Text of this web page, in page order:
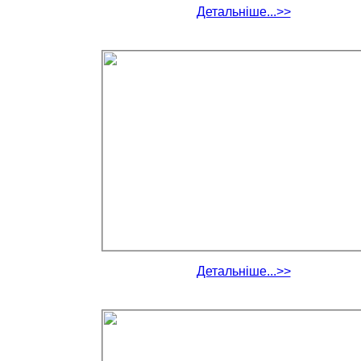
Детальніше...>>
Детальніше...>>